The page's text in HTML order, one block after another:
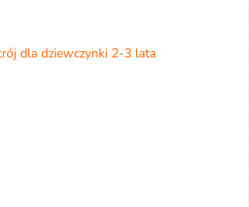
dla dziewczynki 2-3 lata